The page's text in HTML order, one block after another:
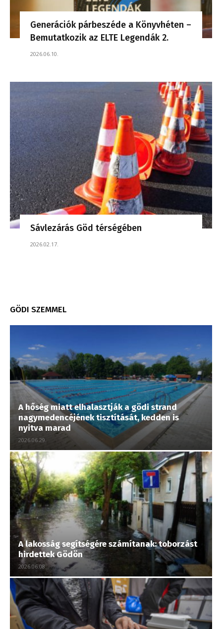
Generációk párbeszéde a Könyvhéten –
Bemutatkozik az ELTE Legendák 2.
2026.06.10.
Sávlezárás Göd térségében
2026.02.17.
GÖDI SZEMMEL
A hőség miatt elhalasztják a gödi strand
nagymedencéjének tisztítását, kedden is
nyitva marad
2026.06.29.
A lakosság segítségére számítanak: toborzást
hirdettek Gödön
2026.06.08.